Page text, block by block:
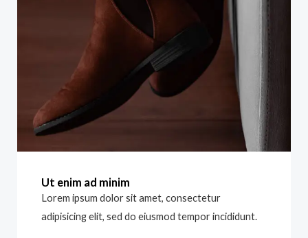
Ut enim ad minim
Lorem ipsum dolor sit amet, consectetur
adipisicing elit, sed do eiusmod tempor incididunt.